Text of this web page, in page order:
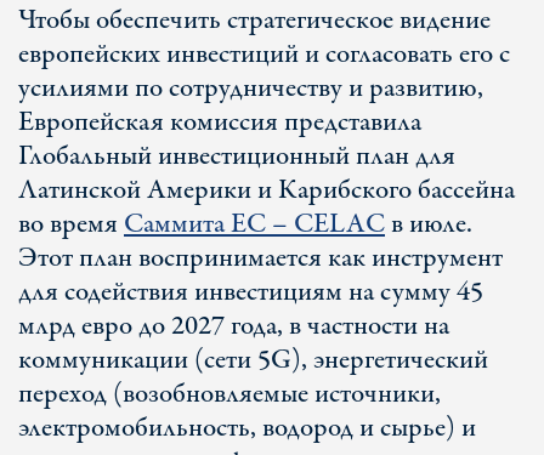
Чтобы обеспечить стратегическое видение
европейских инвестиций и согласовать его с
усилиями по сотрудничеству и развитию,
Европейская комиссия представила
Глобальный инвестиционный план для
Латинской Америки и Карибского бассейна
во времяСаммита ЕС – CELACв июле.
Этот план воспринимается как инструмент
для содействия инвестициям на сумму 45
млрд евро до 2027 года, в частности на
коммуникации (сети 5G), энергетический
переход (возобновляемые источники,
электромобильность, водород и сырье) и